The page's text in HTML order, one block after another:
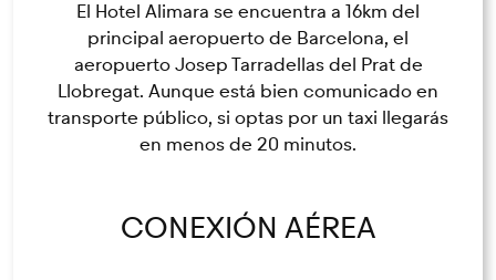
CONEXIÓN AÉREA
El Hotel Alimara se encuentra a 16km del
principal aeropuerto de Barcelona, el
aeropuerto Josep Tarradellas del Prat de
Llobregat. Aunque está bien comunicado en
transporte público, si optas por un taxi llegarás
en menos de 20 minutos.